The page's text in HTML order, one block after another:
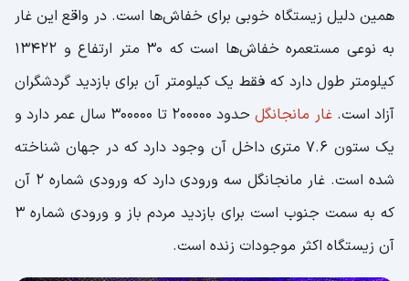
همین دلیل زیستگاه خوبی برای خفاش‌ها است. در واقع این غار
به نوعی مستعمره خفاش‌ها است که 30 متر ارتفاع و 13422
کیلومتر طول دارد که فقط یک کیلومتر آن برای بازدید گردشگران
آزاد است.غار مانجانگل
حدود 200000 تا 300000 سال عمر دارد و
یک ستون 7.6 متری داخل آن وجود دارد که در جهان شناخته
شده است. غار مانجانگل سه ورودی دارد که ورودی شماره 2 آن
که به سمت جنوب است برای بازدید مردم باز و ورودی شماره 3
آن زیستگاه اکثر موجودات زنده است.